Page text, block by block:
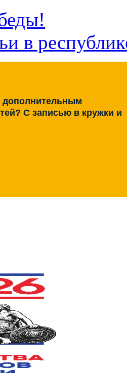
в
С записью в кружки и